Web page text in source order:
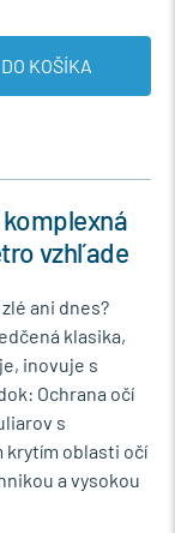
DO KOŠÍKA
vzhľade
ani dnes?
klasika,
inovuje s
Ochrana očí
s
krytím oblasti očí
a vysokou